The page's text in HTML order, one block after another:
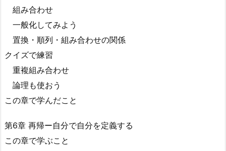
組み合わせ
一般化してみよう
置換・順列・組み合わせの関係
クイズで練習
重複組み合わせ
論理も使おう
この章で学んだこと
第6章 再帰ー自分で自分を定義する
この章で学ぶこと